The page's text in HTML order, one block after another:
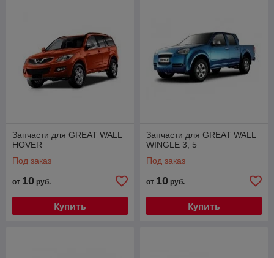
Запчасти для GREAT WALL
HOVER
Под заказ
от 10 руб.
Купить
Запчасти для GREAT WALL
WINGLE 3, 5
Под заказ
от 10 руб.
Купить